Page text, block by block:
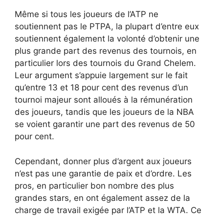
Même si tous les joueurs de l’ATP ne
soutiennent pas le PTPA, la plupart d’entre eux
soutiennent également la volonté d’obtenir une
plus grande part des revenus des tournois, en
particulier lors des tournois du Grand Chelem.
Leur argument s’appuie largement sur le fait
qu’entre 13 et 18 pour cent des revenus d’un
tournoi majeur sont alloués à la rémunération
des joueurs, tandis que les joueurs de la NBA
se voient garantir une part des revenus de 50
pour cent.
Cependant, donner plus d’argent aux joueurs
n’est pas une garantie de paix et d’ordre. Les
pros, en particulier bon nombre des plus
grandes stars, en ont également assez de la
charge de travail exigée par l’ATP et la WTA. Ce